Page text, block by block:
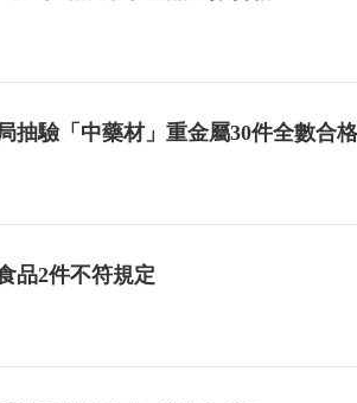
抽驗「中藥材」重金屬30件全數合
品2件不符規定